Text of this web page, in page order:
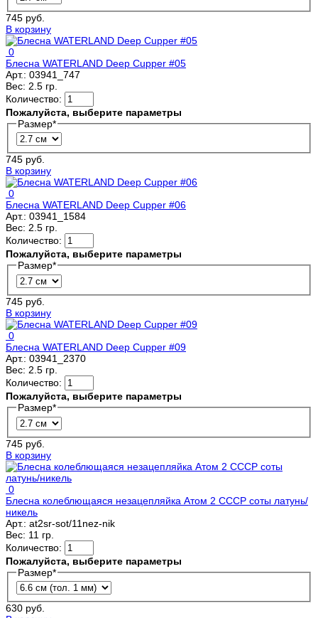
745 руб.
В корзину
0
Блесна WATERLAND Deep Cupper #05
Арт.: 03941_747
Вес: 2.5 гр.
Количество:
Пожалуйста, выберите параметры
Размер*
745 руб.
В корзину
0
Блесна WATERLAND Deep Cupper #06
Арт.: 03941_1584
Вес: 2.5 гр.
Количество:
Пожалуйста, выберите параметры
Размер*
745 руб.
В корзину
0
Блесна WATERLAND Deep Cupper #09
Арт.: 03941_2370
Вес: 2.5 гр.
Количество:
Пожалуйста, выберите параметры
Размер*
745 руб.
В корзину
0
Блесна колеблющаяся незацепляйка Атом 2 СССР соты латунь/
никель
Арт.: at2sr-sot/11nez-nik
Вес: 11 гр.
Количество:
Пожалуйста, выберите параметры
Размер*
630 руб.